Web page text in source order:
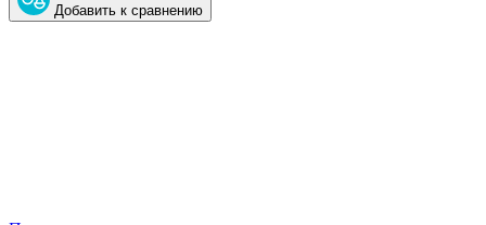
Добавить к сравнению